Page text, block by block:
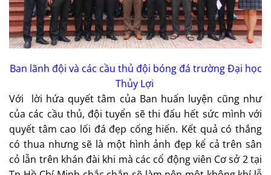
Ban lãnh đội và các cầu thủ đội bóng đá trường Đại học
Thủy Lợi
Với lời hứa quyết tâm của Ban huấn luyện cũng như
của các cầu thủ, đội tuyển sẽ thi đấu hết sức mình với
quyết tâm cao lối đá đẹp cống hiến. Kết quả có thắng
có thua nhưng sẽ là một hình ảnh đẹp kể cả trên sân
cỏ lẫn trên khán đài khi mà các cổ động viên Cơ sở 2 tại